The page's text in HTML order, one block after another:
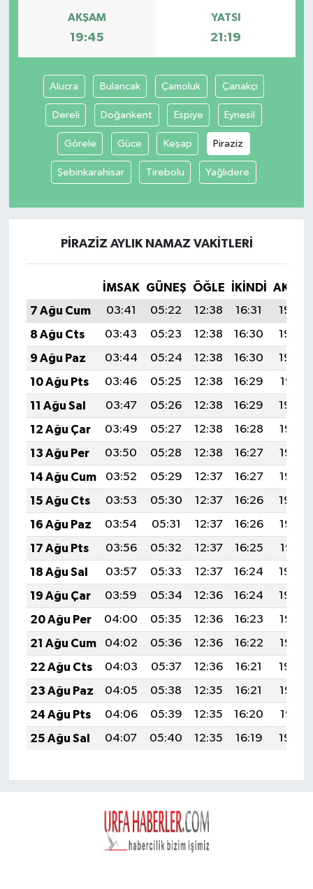
AKŞAM
19:45
YATSI
21:19
Alucra Bulancak Çamoluk Çanakçı
Dereli Doğankent Espiye Eynesil
Görele Güce Keşap Piraziz
Şebinkarahisar Tirebolu Yağlıdere
PIRAZIZ AYLIK NAMAZ VAKITLERI
İMSAK GÜNEŞ ÖĞLE İKINDI
7 Ağu Cum
03:41 05:22 12:38 16:31
19:45
8 Ağu Cts
03:43 05:23 12:38 16:30
19:43
9 Ağu Paz
03:44 05:24 12:38 16:30
19:42
10 Ağu Pts
03:46 05:25 12:38 16:29
19:41
11 Ağu Sal
03:47 05:26 12:38 16:29
19:40
12 Ağu Çar
03:49 05:27 12:38 16:28
19:38
13 Ağu Per
03:50 05:28 12:38 16:27
19:37
14 Ağu Cum
03:52 05:29 12:37 16:27
19:36
15 Ağu Cts
03:53 05:30 12:37 16:26
19:34
16 Ağu Paz
03:54 05:31 12:37 16:26
19:33
17 Ağu Pts
03:56 05:32 12:37 16:25
19:31
18 Ağu Sal
03:57 05:33 12:37 16:24
19:30
19 Ağu Çar
03:59 05:34 12:36 16:24
19:29
20 Ağu Per
04:00 05:35 12:36 16:23
19:27
21 Ağu Cum
04:02 05:36 12:36 16:22
19:26
22 Ağu Cts
04:03 05:37 12:36 16:21
19:24
23 Ağu Paz
04:05 05:38 12:35 16:21
19:23
24 Ağu Pts
04:06 05:39 12:35 16:20
19:21
25 Ağu Sal
04:07 05:40 12:35 16:19 19:20